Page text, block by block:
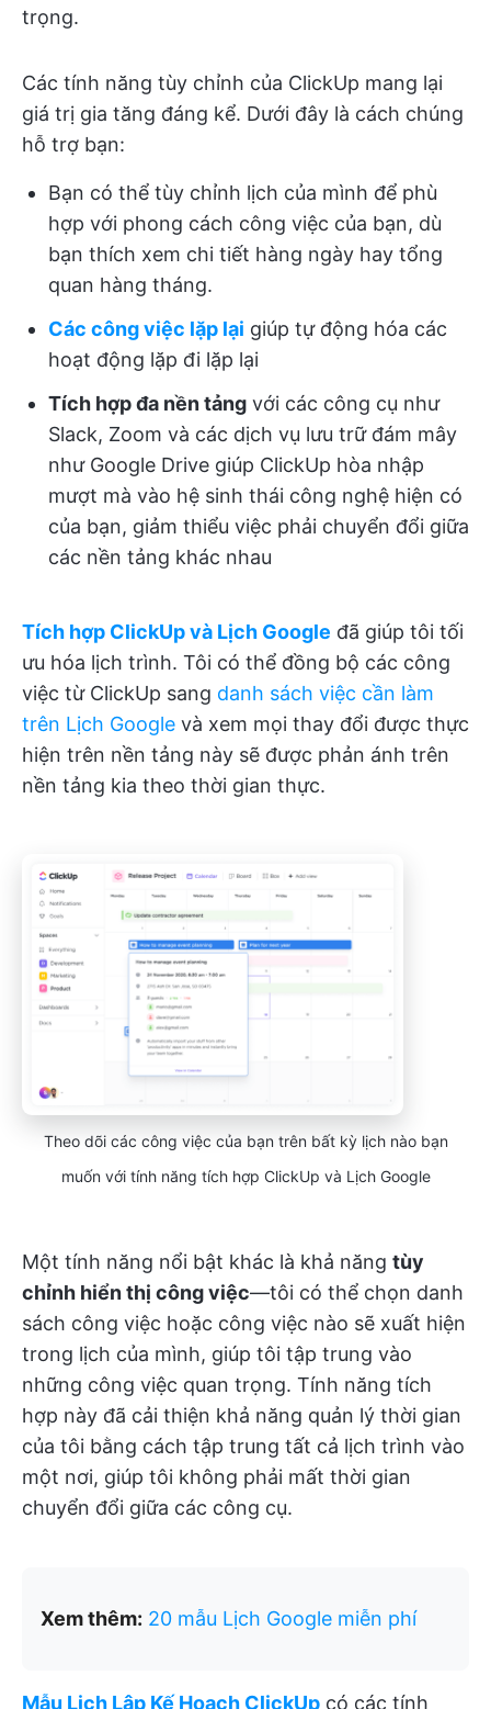
trọng.
Các tính năng tùy chỉnh của ClickUp mang lại
giá trị gia tăng đáng kể. Dưới đây là cách chúng
hỗ trợ bạn:
Bạn có thể tùy chỉnh lịch của mình để phù
hợp với phong cách công việc của bạn, dù
bạn thích xem chi tiết hàng ngày hay tổng
quan hàng tháng.
Các công việc lặp lại giúp tự động hóa các
hoạt động lặp đi lặp lại
Tích hợp đa nền tảng với các công cụ như
Slack, Zoom và các dịch vụ lưu trữ đám mây
như Google Drive giúp ClickUp hòa nhập
mượt mà vào hệ sinh thái công nghệ hiện có
của bạn, giảm thiểu việc phải chuyển đổi giữa
các nền tảng khác nhau
Tích hợp ClickUp và Lịch Google đã giúp tôi tối
ưu hóa lịch trình. Tôi có thể đồng bộ các công
việc từ ClickUp sang danh sách việc cần làm
trên Lịch Google và xem mọi thay đổi được thực
hiện trên nền tảng này sẽ được phản ánh trên
nền tảng kia theo thời gian thực.
Theo dõi các công việc của bạn trên bất kỳ lịch nào bạn
muốn với tính năng tích hợp ClickUp và Lịch Google
Một tính năng nổi bật khác là khả năng tùy
chỉnh hiển thị công việc—tôi có thể chọn danh
sách công việc hoặc công việc nào sẽ xuất hiện
trong lịch của mình, giúp tôi tập trung vào
những công việc quan trọng. Tính năng tích
hợp này đã cải thiện khả năng quản lý thời gian
của tôi bằng cách tập trung tất cả lịch trình vào
một nơi, giúp tôi không phải mất thời gian
chuyển đổi giữa các công cụ​.
Xem thêm: 20 mẫu Lịch Google miễn phí
Mẫu Lịch Lập Kế Hoạch ClickUp có các tính